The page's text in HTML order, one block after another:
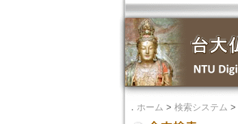
． ホーム > 検索システム >